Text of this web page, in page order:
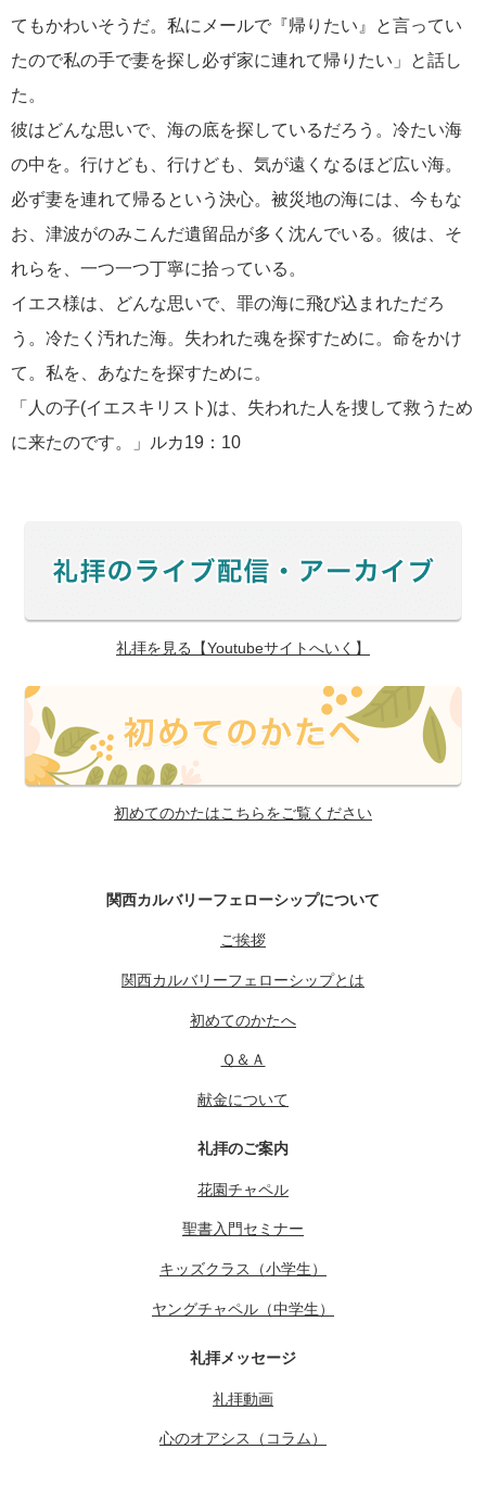
てもかわいそうだ。私にメールで『帰りたい』と言ってい
たので私の手で妻を探し必ず家に連れて帰りたい」と話し
た。
彼はどんな思いで、海の底を探しているだろう。冷たい海
の中を。行けども、行けども、気が遠くなるほど広い海。
必ず妻を連れて帰るという決心。被災地の海には、今もな
お、津波がのみこんだ遺留品が多く沈んでいる。彼は、そ
れらを、一つ一つ丁寧に拾っている。
イエス様は、どんな思いで、罪の海に飛び込まれただろ
う。冷たく汚れた海。失われた魂を探すために。命をかけ
て。私を、あなたを探すために。
「人の子(イエスキリスト)は、失われた人を捜して救うため
に来たのです。」ルカ19：10
礼拝を見る【Youtubeサイトへいく】
初めてのかたはこちらをご覧ください
関西カルバリーフェローシップについて
ご挨拶
関西カルバリーフェローシップとは
初めてのかたへ
Ｑ＆Ａ
献金について
礼拝のご案内
花園チャペル
聖書入門セミナー
キッズクラス（小学生）
ヤングチャペル（中学生）
礼拝メッセージ
礼拝動画
心のオアシス（コラム）